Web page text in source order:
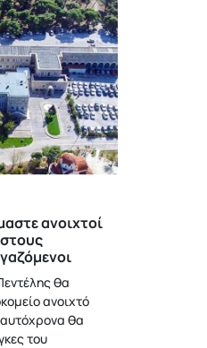
ανοιχτοί
θα
ανοιχτό
θα
του